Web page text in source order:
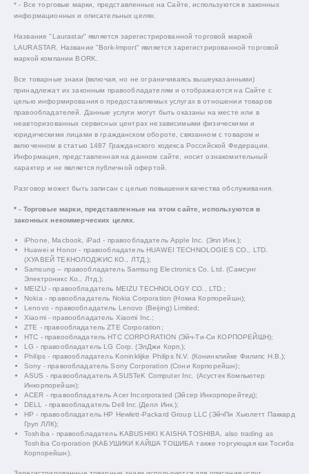
* - Все торговые марки, представленные на Сайте, используются в законных
информационных и описательных целях.
Название "Laurastar" является зарегистрированной торговой маркой
LAURASTAR. Название "Bork-Import" является зарегистрированной торговой
маркой компании BORK.
Все товарные знаки (включая, но не ограничиваясь вышеуказанными)
принадлежат их законным правообладателям и отображаются на Сайте с
целью информирования о предоставляемых услугах в отношении товаров
правообладателей. Данные услуги могут быть оказаны на месте или в
неавторизованных сервисных центрах независимыми физическими и
юридическими лицами в гражданском обороте, связанном с товаром и
включенном в статью 1487 Гражданского кодекса Российской Федерации.
Информация, представленная на данном сайте, носит ознакомительный
характер и не является публичной офертой.
Разговор может быть записан с целью повышения качества обслуживания.
* - Торговые марки, представленные на этом сайте, используются в
законных некоммерческих целях.
iPhone, Macbook, iPad - правообладатель Apple Inc. (Эпл Инк.);
Huawei и Honor - правообладатель HUAWEI TECHNOLOGIES CO., LTD.
(ХУАВЕЙ ТЕКНОЛОДЖИС КО., ЛТД.);
Samsung – правообладатель Samsung Electronics Co. Ltd. (Самсунг
Электроникс Ко., Лтд.);
MEIZU - правообладатель MEIZU TECHNOLOGY CO., LTD.;
Nokia - правообладатель Nokia Corporation (Нокиа Корпорейшн);
Lenovo - правообладатель Lenovo (Beijing) Limited;
Xiaomi - правообладатель Xiaomi Inc.;
ZTE - правообладатель ZTE Corporation;
HTC - правообладатель HTC CORPORATION (Эйч-Ти-Си КОРПОРЕЙШН);
LG - правообладатель LG Corp. (ЭлДжи Корп.);
Philips - правообладатель Koninklijke Philips N.V. (Конинклийке Филипс Н.В.);
Sony - правообладатель Sony Corporation (Сони Корпорейшн);
ASUS - правообладатель ASUSTeK Computer Inc. (Асустек Компьютер
Инкорпорейшн);
ACER - правообладатель Acer Incorporated (Эйсер Инкорпорейтед);
DELL - правообладатель Dell Inc.(Делл Инк.);
HP - правообладатель HP Hewlett-Packard Group LLC (ЭйчПи Хьюлетт Паккард
Груп ЛЛК);
Toshiba - правообладатель KABUSHIKI KAISHA TOSHIBA, also trading as
Toshiba Corporation (КАБУШИКИ КАЙША ТОШИБА также торгующая как Тосиба
Корпорейшн).